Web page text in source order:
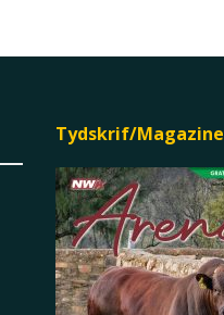
Tydskrif/Magazine